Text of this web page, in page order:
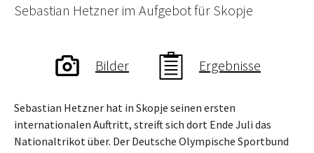
Sebastian Hetzner im Aufgebot für Skopje
Bilder Ergebnisse
Sebastian Hetzner hat in Skopje seinen ersten
internationalen Auftritt, streift sich dort Ende Juli das
Nationaltrikot über. Der Deutsche Olympische Sportbund